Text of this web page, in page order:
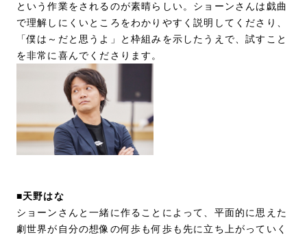
という作業をされるのが素晴らしい。ショーンさんは戯曲
で理解しにくいところをわかりやすく説明してくださり、
「僕は～だと思うよ」と枠組みを示したうえで、試すこと
を非常に喜んでくださります。
■天野はな
ショーンさんと一緒に作ることによって、平面的に思えた
劇世界が自分の想像の何歩も何歩も先に立ち上がっていく